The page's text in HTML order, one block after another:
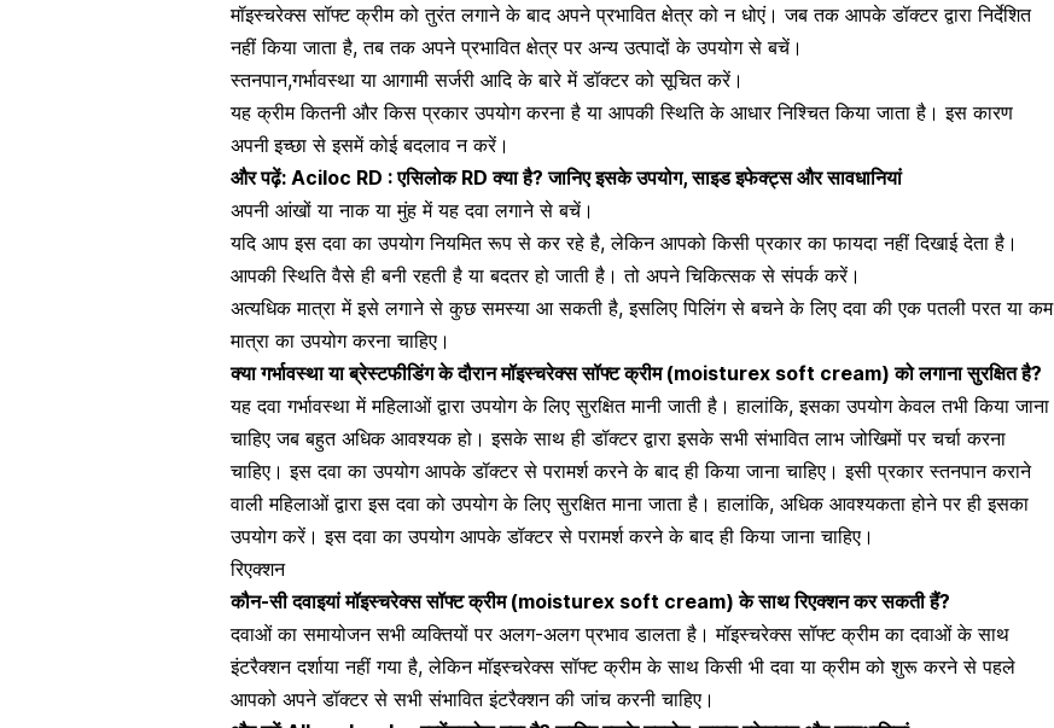
मॉइस्चरेक्स सॉफ्ट क्रीम को तुरंत लगाने के बाद अपने प्रभावित क्षेत्र को न धोएं। जब तक आपके डॉक्टर द्वारा निर्देशित
नहीं किया जाता है, तब तक अपने प्रभावित क्षेत्र पर अन्य उत्पादों के उपयोग से बचें।
स्तनपान,गर्भावस्था या आगामी सर्जरी आदि के बारे में डॉक्टर को सूचित करें।
यह क्रीम कितनी और किस प्रकार उपयोग करना है या आपकी स्थिति के आधार निश्चित किया जाता है। इस कारण
अपनी इच्छा से इसमें कोई बदलाव न करें।
और पढ़ें: Aciloc RD : एसिलोक RD क्या है? जानिए इसके उपयोग, साइड इफेक्ट्स और सावधानियां
अपनी आंखों या नाक या मुंह में यह दवा लगाने से बचें।
यदि आप इस दवा का उपयोग नियमित रूप से कर रहे है, लेकिन आपको किसी प्रकार का फायदा नहीं दिखाई देता है।
आपकी स्थिति वैसे ही बनी रहती है या बदतर हो जाती है। तो अपने चिकित्सक से संपर्क करें।
अत्यधिक मात्रा में इसे लगाने से कुछ समस्या आ सकती है, इसलिए पिलिंग से बचने के लिए दवा की एक पतली परत या कम
मात्रा का उपयोग करना चाहिए।
क्या गर्भावस्था या ब्रेस्टफीडिंग के दौरानमॉइस्चरेक्स सॉफ्ट क्रीम(moisturex soft cream) को लगाना सुरक्षित है?
यह दवागर्भावस्था में महिलाओं द्वारा उपयोगके लिए सुरक्षित मानी जाती है। हालांकि, इसका उपयोग केवल तभी किया जाना
चाहिए जब बहुत अधिक आवश्यक हो। इसके साथ ही डॉक्टर द्वारा इसके सभी संभावित लाभ जोखिमों पर चर्चा करना
चाहिए। इस दवा का उपयोग आपके डॉक्टर से परामर्श करने के बाद ही किया जाना चाहिए। इसी प्रकारस्तनपान कराने
वाली महिलाओं द्वारा इस दवा को उपयोगके लिए सुरक्षित माना जाता है। हालांकि, अधिक आवश्यकता होने पर ही इसका
उपयोग करें। इस दवा का उपयोग आपके डॉक्टर से परामर्श करने के बाद ही किया जाना चाहिए।
रिएक्शन
कौन-सी दवाइयांमॉइस्चरेक्स सॉफ्ट क्रीम(moisturex soft cream) के साथ रिएक्शन कर सकती हैं?
दवाओं का समायोजनसभी व्यक्तियों पर अलग-अलग प्रभाव डालता है। मॉइस्चरेक्स सॉफ्ट क्रीम का दवाओं के साथ
इंटरैक्शन दर्शाया नहीं गया है, लेकिन मॉइस्चरेक्स सॉफ्ट क्रीम के साथ किसी भी दवा या क्रीम को शुरू करने से पहले
आपको अपने डॉक्टर से सभी संभावित इंटरैक्शन की जांच करनी चाहिए।